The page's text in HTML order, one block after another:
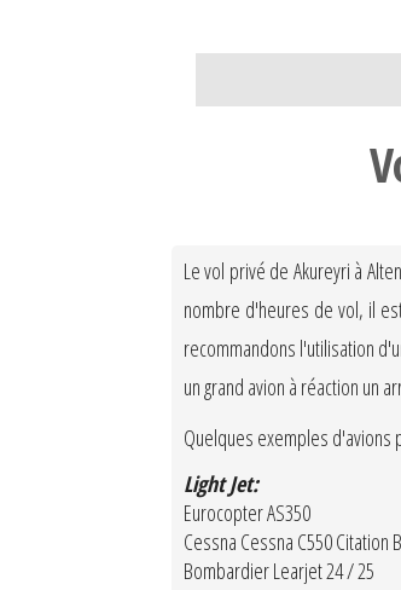
Le vol privé de Akureyri à
nombre d'heures de vol, il
recommandons l'utilisation
un grand avion à réaction un
Quelques exemples d'avions
Light Jet:
Eurocopter AS350
Cessna Cessna C550 Citation
Bombardier Learjet 24 / 25